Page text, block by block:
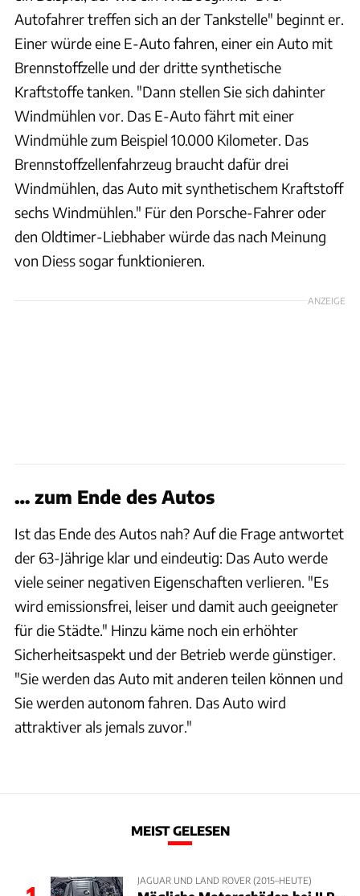
Autofahrer treffen sich an der Tankstelle" beginnt er.
Einer würde eine E-Auto fahren, einer ein Auto mit
Brennstoffzelle und der dritte synthetische
Kraftstoffe tanken. "Dann stellen Sie sich dahinter
Windmühlen vor. Das E-Auto fährt mit einer
Windmühle zum Beispiel 10.000 Kilometer. Das
Brennstoffzellenfahrzeug braucht dafür drei
Windmühlen, das Auto mit synthetischem Kraftstoff
sechs Windmühlen." Für den Porsche-Fahrer oder
den Oldtimer-Liebhaber würde das nach Meinung
von Diess sogar funktionieren.
ANZEIGE
… zum Ende des Autos
Ist das Ende des Autos nah? Auf die Frage antwortet
der 63-Jährige klar und eindeutig: Das Auto werde
viele seiner negativen Eigenschaften verlieren. "Es
wird emissionsfrei, leiser und damit auch geeigneter
für die Städte." Hinzu käme noch ein erhöhter
Sicherheitsaspekt und der Betrieb werde günstiger.
"Sie werden das Auto mit anderen teilen können und
Sie werden autonom fahren. Das Auto wird
attraktiver als jemals zuvor."
MEIST GELESEN
JAGUAR UND LAND ROVER (2015–HEUTE)